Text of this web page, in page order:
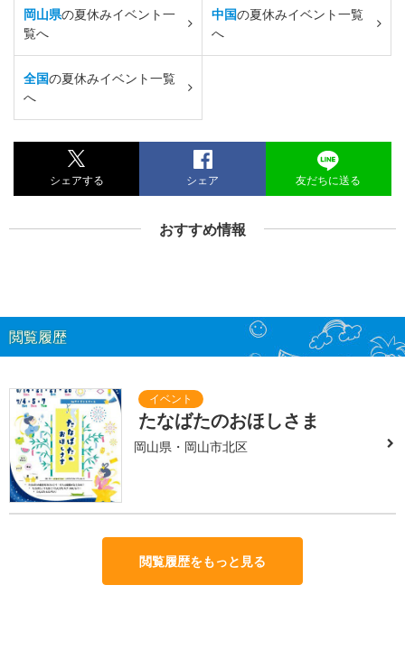
岡山県の夏休みイベント一
覧へ
中国の夏休みイベント一覧
へ
全国の夏休みイベント一覧
へ
シェアする シェア 友だちに送る
おすすめ情報
閲覧履歴
たなばたのおほしさま
岡山県・岡山市北区
閲覧履歴をもっと見る